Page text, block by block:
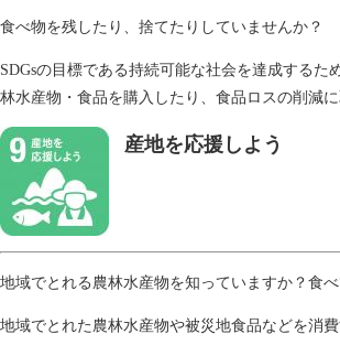
食べ物を残したり、捨てたりしていませんか？
SDGsの目標である持続可能な社会を達成するた
林水産物・食品を購入したり、食品ロスの削減に
産地を応援しよう
地域でとれる農林水産物を知っていますか？食
地域でとれた農林水産物や被災地食品などを消